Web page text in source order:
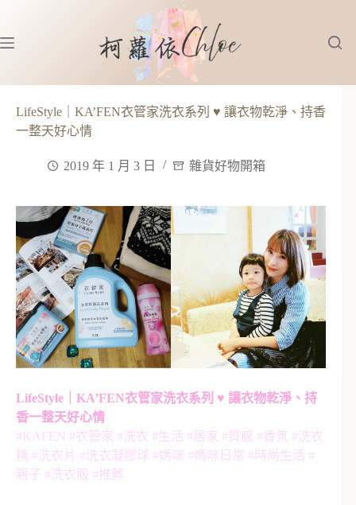
主
內
LifeStyle｜KA’FEN衣管家洗衣系列 ♥ 讓衣物乾淨、持香
一整天好心情
2019 年 1 月 3 日 雜貨好物開箱
LifeStyle｜KA’FEN衣管家洗衣系列 ♥ 讓衣物乾淨、持
香一整天好心情
#KAFEN #衣管家 #洗衣 #生活 #居家 #質感 #香氛 #洗衣
精 #洗衣片 #洗衣凝膠球 #媽咪 #媽咪日常 #時尚生活 #
親子 #洗衣服 #推薦